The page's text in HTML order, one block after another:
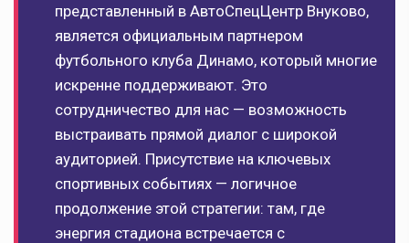
представленный в АвтоСпецЦентр Внуково,
является официальным партнером
футбольного клуба Динамо, который многие
искренне поддерживают. Это
сотрудничество для нас — возможность
выстраивать прямой диалог с широкой
аудиторией. Присутствие на ключевых
спортивных событиях — логичное
продолжение этой стратегии: там, где
энергия стадиона встречается с